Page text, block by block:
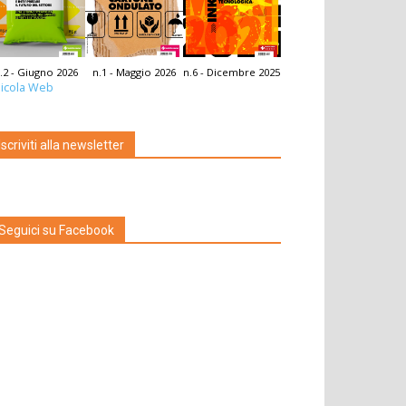
- Giugno 2026 n.1 - Maggio 2026 n.6 - Dicembre 2025
Web
alla newsletter
su Facebook